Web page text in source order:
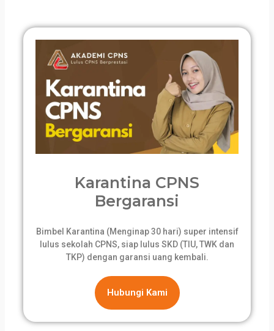
Karantina CPNS
Bergaransi
Bimbel Karantina (Menginap 30 hari) super intensif
lulus sekolah CPNS, siap lulus SKD (TIU, TWK dan
TKP) dengan garansi uang kembali.
Hubungi Kami